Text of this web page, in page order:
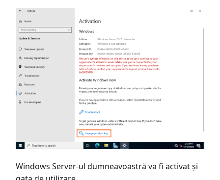
Windows Server-ul dumneavoastră va fi activat și